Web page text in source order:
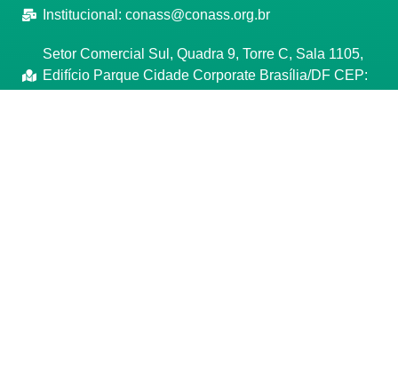
Institucional: conass@conass.org.br
Setor Comercial Sul, Quadra 9, Torre C, Sala 1105,
Edifício Parque Cidade Corporate Brasília/DF CEP: